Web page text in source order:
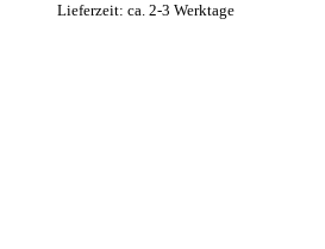
Lieferzeit: ca. 2-3 Werktage